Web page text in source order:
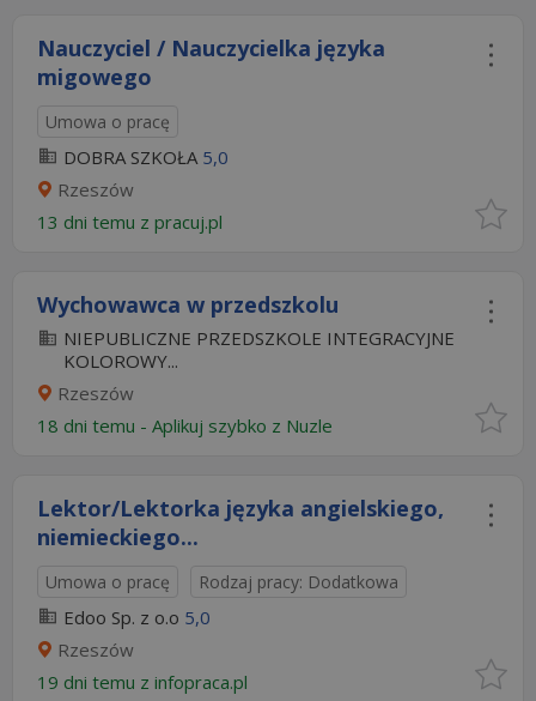
Nauczyciel / Nauczycielka języka
migowego
Umowa o pracę
DOBRA SZKOŁA 5,0
Rzeszów
13 dni temu z pracuj.pl
Wychowawca w przedszkolu
NIEPUBLICZNE PRZEDSZKOLE INTEGRACYJNE
KOLOROWY...
Rzeszów
18 dni temu - Aplikuj szybko z Nuzle
Lektor/Lektorka języka angielskiego,
niemieckiego...
Umowa o pracę Rodzaj pracy: Dodatkowa
Edoo Sp. z o.o 5,0
Rzeszów
19 dni temu z infopraca.pl